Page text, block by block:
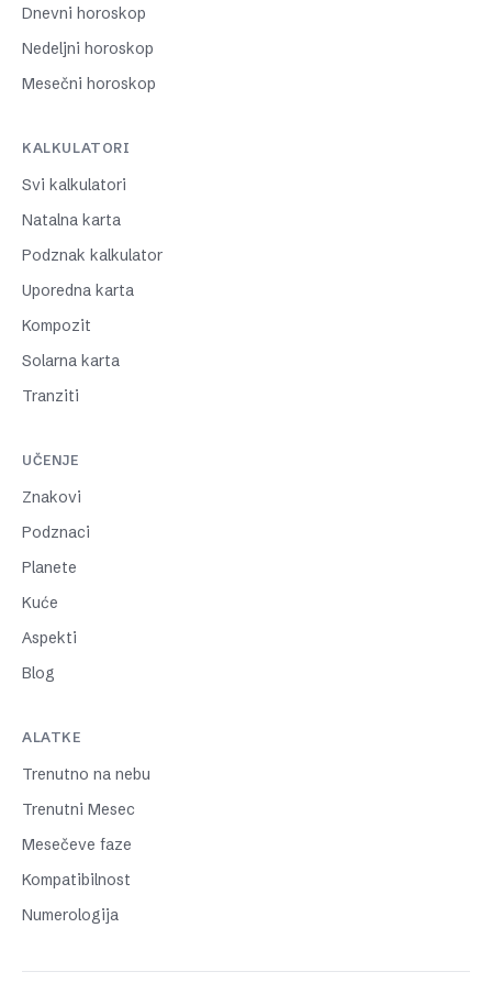
Dnevni horoskop
Nedeljni horoskop
Mesečni horoskop
KALKULATORI
Svi kalkulatori
Natalna karta
Podznak kalkulator
Uporedna karta
Kompozit
Solarna karta
Tranziti
UČENJE
Znakovi
Podznaci
Planete
Kuće
Aspekti
Blog
ALATKE
Trenutno na nebu
Trenutni Mesec
Mesečeve faze
Kompatibilnost
Numerologija